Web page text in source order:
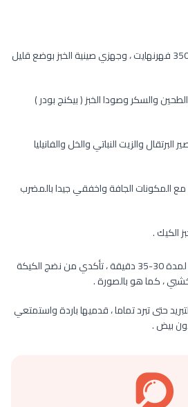
سخني الفرن على درجة 350 فهرنهايت ، وجهزي صينية الخبز بوضع قليل
والسكر وصودا الخبز ( بيكنج بودر )
والزيت النباتي والخل والفانيليا
مع المكونات الجافة واخفقي جيدا بالمضرب
الكيك .
ضعي الكيكة في الفرن لمدة 30-35 دقيقة ، تأكدي من نضج الكيكة
، كما هو بالصورة .
حتى تبرد تماما ، قدميها باردة واستمتعي
بيض .